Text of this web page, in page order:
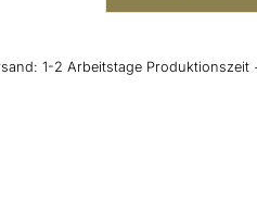
1-2 Arbeitstage Produktionszeit